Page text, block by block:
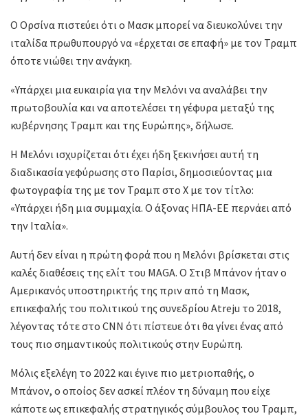
O Ορσίνα πιστεύει ότι ο Μασκ μπορεί να διευκολύνει την
ιταλίδα πρωθυπουργό να «έρχεται σε επαφή» με τον Τραμπ
όποτε νιώθει την ανάγκη.
«Υπάρχει μια ευκαιρία για την Μελόνι να αναλάβει την
πρωτοβουλία και να αποτελέσει τη γέφυρα μεταξύ της
κυβέρνησης Τραμπ και της Ευρώπης», δήλωσε.
Η Μελόνι ισχυρίζεται ότι έχει ήδη ξεκινήσει αυτή τη
διαδικασία γεφύρωσης στο Παρίσι, δημοσιεύοντας μια
φωτογραφία της με τον Τραμπ στο Χ με τον τίτλο:
«Υπάρχει ήδη μια συμμαχία. Ο άξονας ΗΠΑ-ΕΕ περνάει από
την Ιταλία».
Αυτή δεν είναι η πρώτη φορά που η Μελόνι βρίσκεται στις
καλές διαθέσεις της ελίτ του MAGA. Ο Στιβ Μπάνον ήταν ο
Αμερικανός υποστηρικτής της πριν από τη Μασκ,
επικεφαλής του πολιτικού της συνεδρίου Atreju το 2018,
λέγοντας τότε στο CNN ότι πίστευε ότι θα γίνει ένας από
τους πιο σημαντικούς πολιτικούς στην Ευρώπη.
Μόλις εξελέγη το 2022 και έγινε πιο μετριοπαθής, ο
Μπάνον, ο οποίος δεν ασκεί πλέον τη δύναμη που είχε
κάποτε ως επικεφαλής στρατηγικός σύμβουλος του Τραμπ,